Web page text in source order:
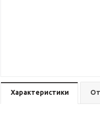
Характеристики